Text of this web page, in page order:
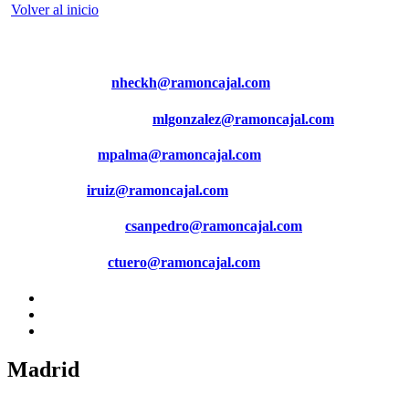
Volver al inicio
nheckh@ramoncajal.com
mlgonzalez@ramoncajal.com
mpalma@ramoncajal.com
iruiz@ramoncajal.com
csanpedro@ramoncajal.com
ctuero@ramoncajal.com
Madrid